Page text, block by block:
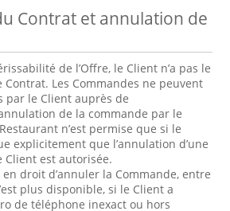
Contrat et annulation de
de l’Offre, le Client n’a pas le
Les Commandes ne peuvent
par le Client auprès de
de la commande par le
n’est permise que si le
explicitement que l’annulation d’une
Client est autorisée.
droit d’annuler la Commande, entre
plus disponible, si le Client a
de téléphone inexact ou hors